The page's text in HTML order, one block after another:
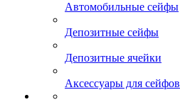
Автомобильные сейфы
Депозитные сейфы
Депозитные ячейки
Аксессуары для сейфов